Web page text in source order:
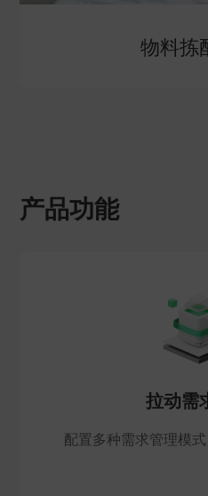
物料拣
产品功能
拉动需
配置多种需求管理模式